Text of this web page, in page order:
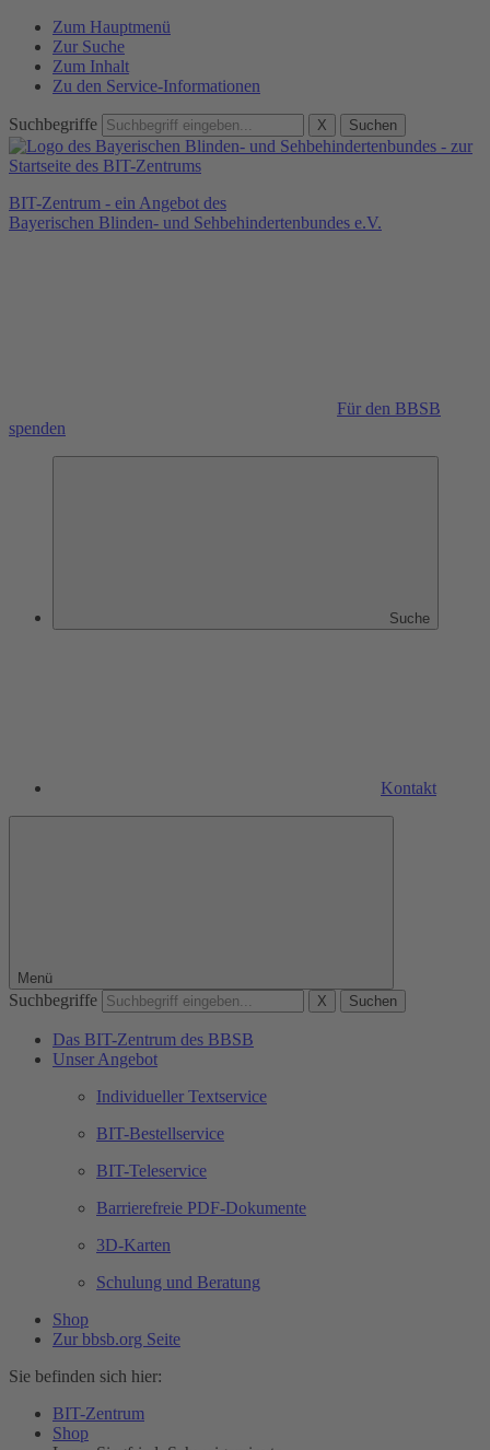
Zum Hauptmenü
Zur Suche
Zum Inhalt
Zu den Service-Informationen
Suchbegriffe X Suchen
BIT-Zentrum - ein Angebot des
Bayerischen Blinden- und Sehbehindertenbundes e.V.
Für den BBSB
spenden
Suche
Kontakt
Menü
Suchbegriffe X Suchen
Das BIT-Zentrum des BBSB
Unser Angebot
Individueller Textservice
BIT-Bestellservice
BIT-Teleservice
Barrierefreie PDF-Dokumente
3D-Karten
Schulung und Beratung
Shop
Zur bbsb.org Seite
Sie befinden sich hier:
BIT-Zentrum
Shop